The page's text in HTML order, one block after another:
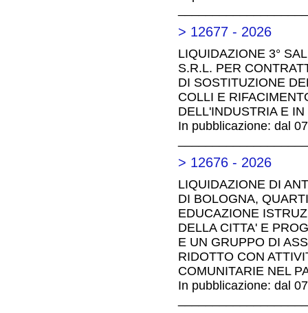
> 12677 - 2026
LIQUIDAZIONE 3°
S.R.L. PER
DI SOSTITUZIONE
COLLI E
DELL'INDUSTRIA E
In pubblicazione: dal
> 12676 - 2026
LIQUIDAZIONE DI
DI BOLOGNA,
EDUCAZIONE
DELLA CITTA' E
E UN GRUPPO DI
RIDOTTO CON
COMUNITARIE NEL
In pubblicazione: dal